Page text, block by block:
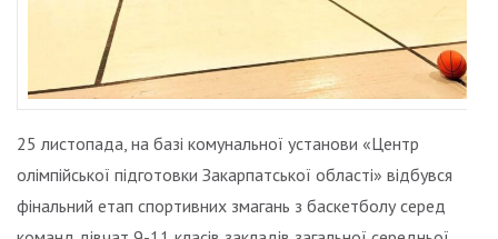
25 листопада, на базі комунальної установи «Центр
олімпійської підготовки Закарпатської області» відбувся
фінальний етап спортивних змагань з баскетболу серед